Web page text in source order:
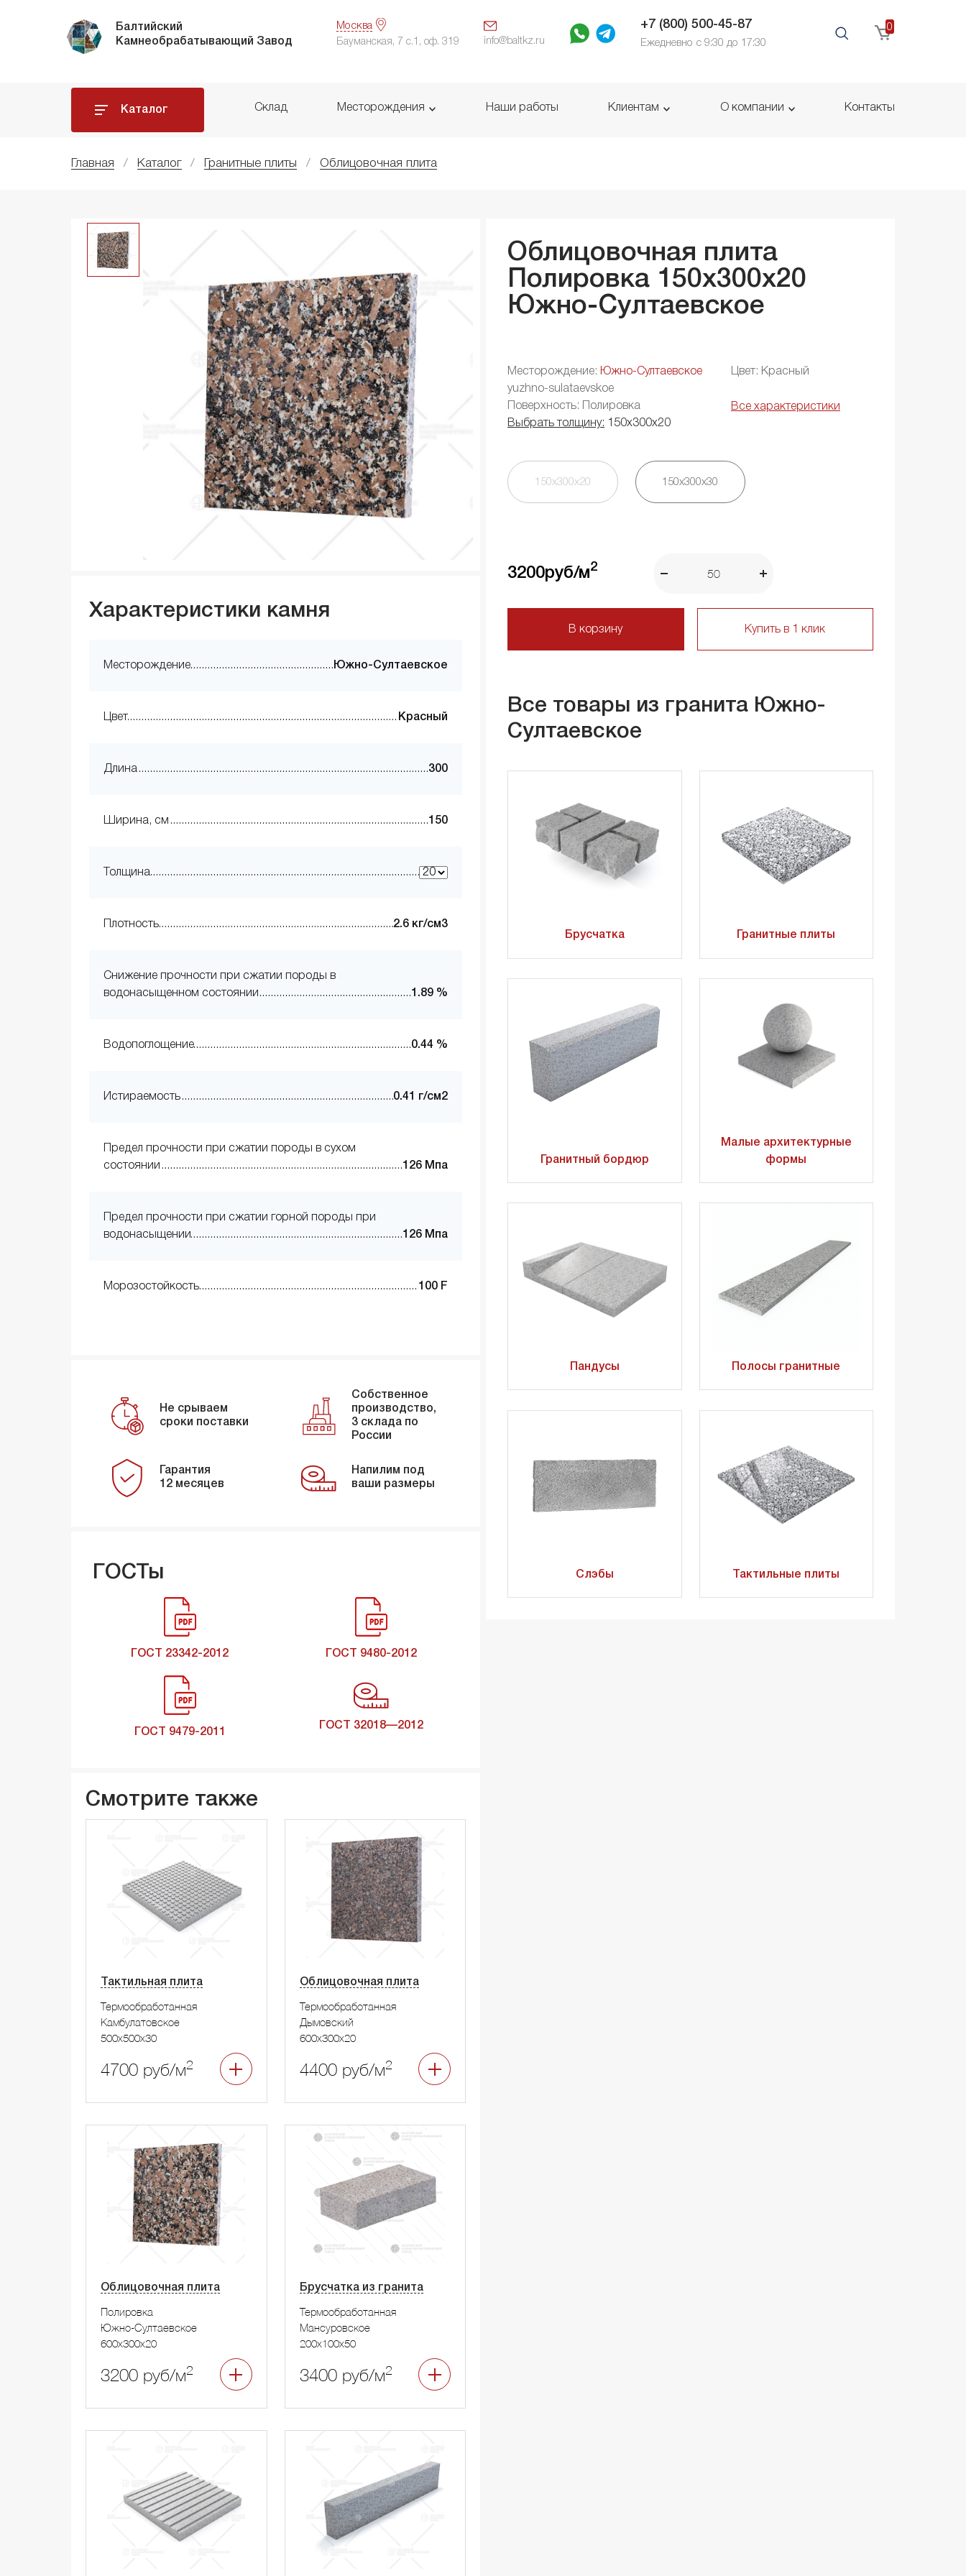
Балтийский
Камнеобрабатывающий Завод
Москва
Бауманская, 7 с.1, оф. 319 info@baltkz.ru
+7 (800) 500-45-87
Ежедневно с 9:30 до 17:30
0
Каталог Склад Месторождения Наши работы Клиентам О компании Контакты
Главная Каталог Гранитные плиты Облицовочная плита
Облицовочная плита
Полировка 150x300x20
Южно-Султаевское
Месторождение: Южно-Султаевское
yuzhno-sulataevskoe
Цвет: Красный
Поверхность: Полировка
Все характеристики
Выбрать толщину:
150х300х20
150х300х20 150х300х30
3200руб/м2
В корзину Купить в 1 клик
Все товары из гранита Южно-
Султаевское
Брусчатка Гранитные плиты
Гранитный бордюр
Малые архитектурные
формы
Пандусы Полосы гранитные
Слэбы Тактильные плиты
Характеристики камня
Месторождение Южно-Султаевское
Цвет Красный
Длина 300
Ширина, см 150
Толщина
Плотность 2.6 кг/см3
Снижение прочности при сжатии породы в
водонасыщенном состоянии
1.89 %
Водопоглощение 0.44 %
Истираемость 0.41 г/см2
Предел прочности при сжатии породы в сухом
состоянии
126 Мпа
Предел прочности при сжатии горной породы при
водонасыщении
126 Мпа
Морозостойкость 100 F
Не срываем
сроки поставки
Собственное
производство,
3 склада по
России
Гарантия
12 месяцев
Напилим под
ваши размеры
ГОСТы
ГОСТ 23342-2012 ГОСТ 9480-2012
ГОСТ 9479-2011
ГОСТ 32018—2012
Смотрите также
Тактильная плита
Термообработанная
Камбулатовское
500x500x30
4700 руб/м2
Облицовочная плита
Термообработанная
Дымовский
600x300x20
4400 руб/м2
Облицовочная плита
Полировка
Южно-Султаевское
600x300x20
3200 руб/м2
Брусчатка из гранита
Термообработанная
Мансуровское
200x100x50
3400 руб/м2